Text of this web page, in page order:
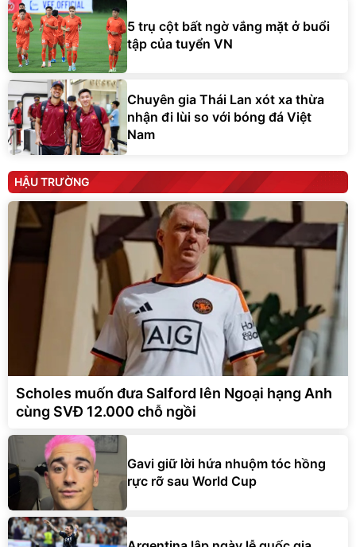
5 trụ cột bất ngờ vắng mặt ở buổi
tập của tuyển VN
Chuyên gia Thái Lan xót xa thừa
nhận đi lùi so với bóng đá Việt
Nam
HẬU TRƯỜNG
Scholes muốn đưa Salford lên Ngoại hạng Anh
cùng SVĐ 12.000 chỗ ngồi
Gavi giữ lời hứa nhuộm tóc hồng
rực rỡ sau World Cup